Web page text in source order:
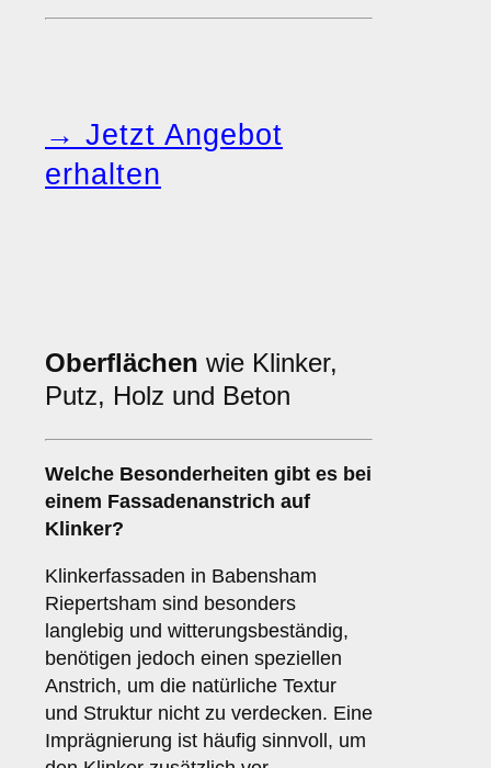
→ Jetzt Angebot
erhalten
Oberflächen wie Klinker,
Putz, Holz und Beton
Welche Besonderheiten gibt es bei
einem Fassadenanstrich auf
Klinker?
Klinkerfassaden in Babensham
Riepertsham sind besonders
langlebig und witterungsbeständig,
benötigen jedoch einen speziellen
Anstrich, um die natürliche Textur
und Struktur nicht zu verdecken. Eine
Imprägnierung ist häufig sinnvoll, um